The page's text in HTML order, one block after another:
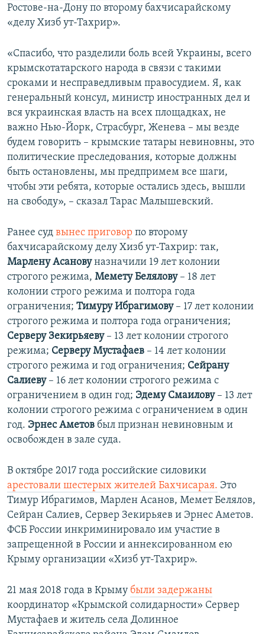
Ростове-на-Дону по второму бахчисарайскому
«делу Хизб ут-Тахрир».
«Спасибо, что разделили боль всей Украины, всего
крымскотатарского народа в связи с такими
сроками и несправедливым правосудием. Я, как
генеральный консул, министр иностранных дел и
вся украинская власть на всех площадках, не
важно Нью-Йорк, Страсбург, Женева – мы везде
будем говорить – крымские татары невиновны, это
политические преследования, которые должны
быть остановлены, мы предпримем все шаги,
чтобы эти ребята, которые остались здесь, вышли
на свободу», – сказал Тарас Малышевский.
Ранее суд вынес приговор по второму
бахчисарайскому делу Хизб ут-Тахрир: так,
Марлену Асановуназначили 19 лет колонии
строгого режима, Мемету Белялову – 18 лет
колонии строго режима и полтора года
ограничения; Тимуру Ибрагимову– 17 лет колонии
строгого режима и полтора года ограничения;
Серверу Зекирьяеву – 13 лет колонии строгого
режима; Серверу Мустафаев – 14 лет колонии
строгого режима и год ограничения; Сейрану
Салиеву – 16 лет колонии строгого режима с
ограничением в один год; Эдему Смаилову – 13 лет
колонии строгого режима с ограничением в один
год. Эрнес Аметов был признан невиновным и
освобожден в зале суда.
В октябре 2017 года российские силовики
арестовали шестерых жителей Бахчисарая. Это
Тимур Ибрагимов, Марлен Асанов, Мемет Белялов,
Сейран Салиев, Сервер Зекирьяев и Эрнес Аметов.
ФСБ России инкриминировало им участие в
запрещенной в России и аннексированном ею
Крыму организации «Хизб ут-Тахрир».
​21 мая 2018 года в Крыму были задержаны
координатор «Крымской солидарности» Сервер
Мустафаев и житель села Долинное